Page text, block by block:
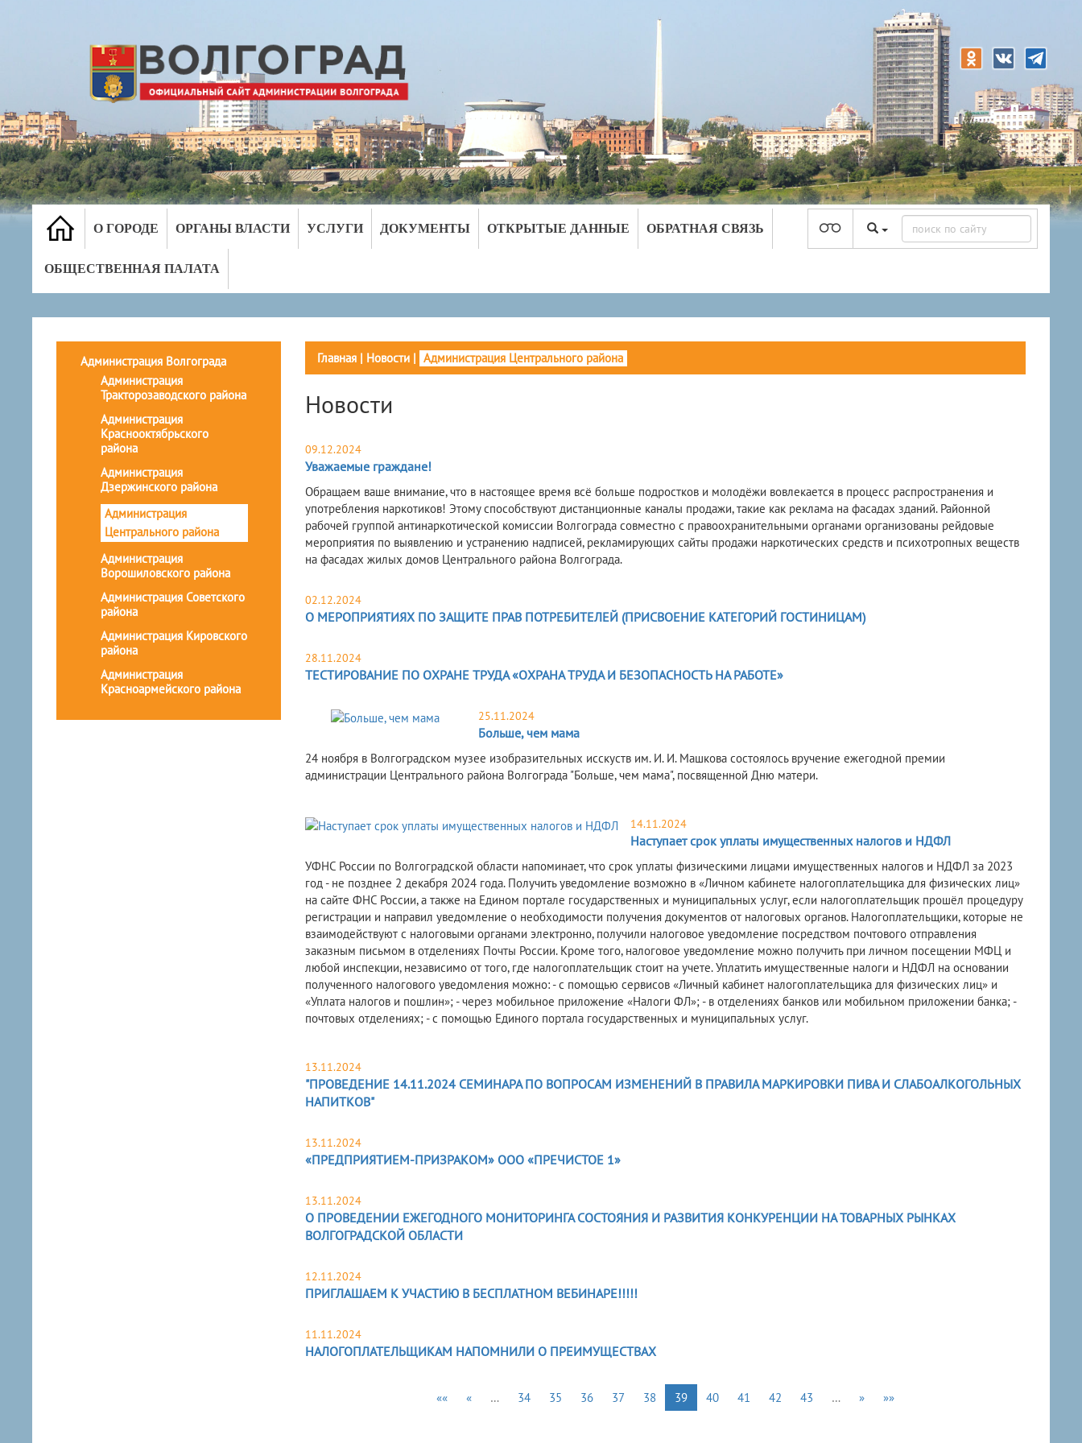
О ГОРОДЕ ОРГАНЫ ВЛАСТИ УСЛУГИ ДОКУМЕНТЫ ОТКРЫТЫЕ ДАННЫЕ ОБРАТНАЯ СВЯЗЬ
ОБЩЕСТВЕННАЯ ПАЛАТА
Администрация Волгограда
Администрация
Тракторозаводского района
Администрация
Краснооктябрьского
района
Администрация
Дзержинского района
Администрация
Центрального района
Администрация
Ворошиловского района
Администрация Советского
района
Администрация Кировского
района
Администрация
Красноармейского района
Главная| Новости| Администрация Центрального района
Новости
09.12.2024
Уважаемые граждане!
Обращаем ваше внимание, что в настоящее время всё больше подростков и молодёжи вовлекается в процесс распространения и
употребления наркотиков! Этому способствуют дистанционные каналы продажи, такие как реклама на фасадах зданий. Районной
рабочей группой антинаркотической комиссии Волгограда совместно с правоохранительными органами организованы рейдовые
мероприятия по выявлению и устранению надписей, рекламирующих сайты продажи наркотических средств и психотропных веществ
на фасадах жилых домов Центрального района Волгограда.
02.12.2024
О МЕРОПРИЯТИЯХ ПО ЗАЩИТЕ ПРАВ ПОТРЕБИТЕЛЕЙ (ПРИСВОЕНИЕ КАТЕГОРИЙ ГОСТИНИЦАМ)
28.11.2024
ТЕСТИРОВАНИЕ ПО ОХРАНЕ ТРУДА «ОХРАНА ТРУДА И БЕЗОПАСНОСТЬ НА РАБОТЕ»
25.11.2024
Больше, чем мама
24 ноября в Волгоградском музее изобразительных исскуств им. И. И. Машкова состоялось вручение ежегодной премии
администрации Центрального района Волгограда "Больше, чем мама", посвященной Дню матери.
14.11.2024
Наступает срок уплаты имущественных налогов и НДФЛ
УФНС России по Волгоградской области напоминает, что срок уплаты физическими лицами имущественных налогов и НДФЛ за 2023
год - не позднее 2 декабря 2024 года. Получить уведомление возможно в «Личном кабинете налогоплательщика для физических лиц»
на сайте ФНС России, а также на Едином портале государственных и муниципальных услуг, если налогоплательщик прошёл процедуру
регистрации и направил уведомление о необходимости получения документов от налоговых органов. Налогоплательщики, которые не
взаимодействуют с налоговыми органами электронно, получили налоговое уведомление посредством почтового отправления
заказным письмом в отделениях Почты России. Кроме того, налоговое уведомление можно получить при личном посещении МФЦ и
любой инспекции, независимо от того, где налогоплательщик стоит на учете. Уплатить имущественные налоги и НДФЛ на основании
полученного налогового уведомления можно: - с помощью сервисов «Личный кабинет налогоплательщика для физических лиц» и
«Уплата налогов и пошлин»; - через мобильное приложение «Налоги ФЛ»; - в отделениях банков или мобильном приложении банка; -
почтовых отделениях; - с помощью Единого портала государственных и муниципальных услуг.
13.11.2024
"ПРОВЕДЕНИЕ 14.11.2024 СЕМИНАРА ПО ВОПРОСАМ ИЗМЕНЕНИЙ В ПРАВИЛА МАРКИРОВКИ ПИВА И СЛАБОАЛКОГОЛЬНЫХ
НАПИТКОВ"
13.11.2024
«ПРЕДПРИЯТИЕМ-ПРИЗРАКОМ» ООО «ПРЕЧИСТОЕ 1»
13.11.2024
О ПРОВЕДЕНИИ ЕЖЕГОДНОГО МОНИТОРИНГА СОСТОЯНИЯ И РАЗВИТИЯ КОНКУРЕНЦИИ НА ТОВАРНЫХ РЫНКАХ
ВОЛГОГРАДСКОЙ ОБЛАСТИ
12.11.2024
ПРИГЛАШАЕМ К УЧАСТИЮ В БЕСПЛАТНОМ ВЕБИНАРЕ!!!!!
11.11.2024
НАЛОГОПЛАТЕЛЬЩИКАМ НАПОМНИЛИ О ПРЕИМУЩЕСТВАХ
«« « … 34 35 36 37 38 39 40 41 42 43 … » »»